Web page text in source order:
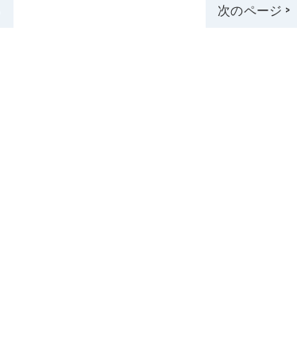
次のページ >